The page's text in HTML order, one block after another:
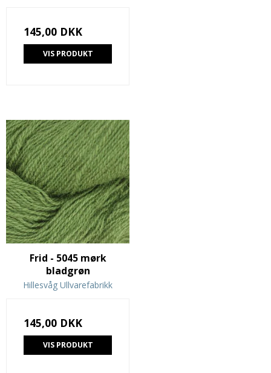
145,00 DKK
VIS PRODUKT
Frid - 5045 mørk
bladgrøn
Hillesvåg Ullvarefabrikk
145,00 DKK
VIS PRODUKT